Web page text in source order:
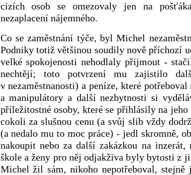
cizích osob se omezovaly jen na
nezaplacení nájemného.
Co se zaměstnání týče, byl Michel
Podniky totiž většinou soudily nově příchozí
velké spokojenosti nehodlaly přijmout -
nechtějí; toto potvrzení mu zajistilo
v nezaměstnanosti) a peníze, které
a manipulátory a další nezbytnosti si
příležitostné osoby, které se přihlásily na
cokoli za slušnou cenu (a svůj slib vždy
(a nedalo mu to moc práce) - jedl skromně,
nakoupit nebo za další zakázkou na
škole a ženy pro něj odjakživa byly bytosti z
Michel žil sám, nikoho nepotřeboval,